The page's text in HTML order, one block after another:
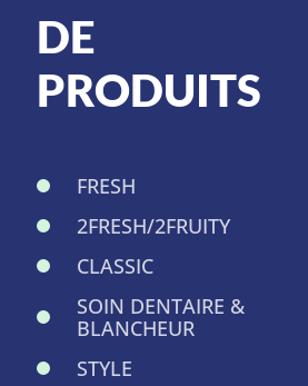
DE
PRODUITS
FRESH
2FRESH/2FRUITY
CLASSIC
SOIN DENTAIRE &
BLANCHEUR
STYLE